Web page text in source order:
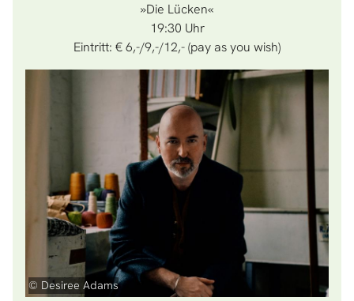
»Die Lücken«
19:30
Eintritt: € 6,-/9,-/12,- (pay as you wish)
© Desiree Adams